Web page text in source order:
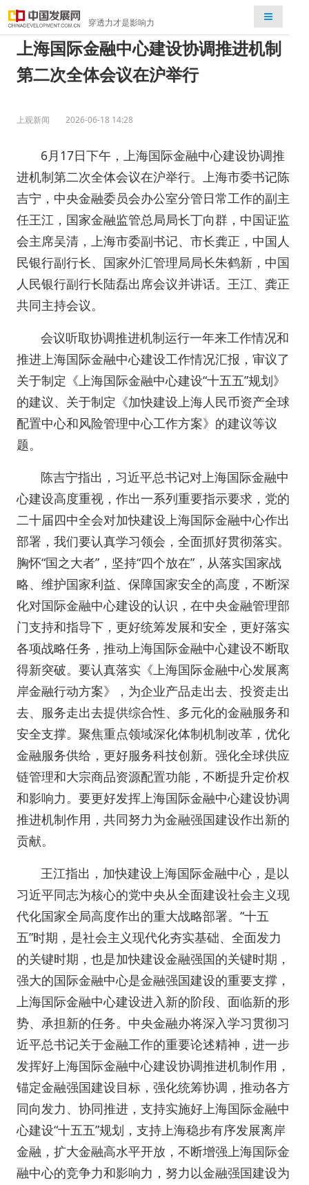
穿透力才是影响力
检索
上海国际金融中心建设协调推进机制
第二次全体会议在沪举行
上观新闻 2026-06-18 14:28
6月17日下午，上海国际金融中心建设协调推
进机制第二次全体会议在沪举行。上海市委书记陈
吉宁，中央金融委员会办公室分管日常工作的副主
任王江，国家金融监管总局局长丁向群，中国证监
会主席吴清，上海市委副书记、市长龚正，中国人
民银行副行长、国家外汇管理局局长朱鹤新，中国
人民银行副行长陆磊出席会议并讲话。王江、龚正
共同主持会议。
会议听取协调推进机制运行一年来工作情况和
推进上海国际金融中心建设工作情况汇报，审议了
关于制定《上海国际金融中心建设“十五五”规划》
的建议、关于制定《加快建设上海人民币资产全球
配置中心和风险管理中心工作方案》的建议等议
题。
陈吉宁指出，习近平总书记对上海国际金融中
心建设高度重视，作出一系列重要指示要求，党的
二十届四中全会对加快建设上海国际金融中心作出
部署，我们要认真学习领会，全面抓好贯彻落实。
胸怀“国之大者”，坚持“四个放在”，从落实国家战
略、维护国家利益、保障国家安全的高度，不断深
化对国际金融中心建设的认识，在中央金融管理部
门支持和指导下，更好统筹发展和安全，更好落实
各项战略任务，推动上海国际金融中心建设不断取
得新突破。要认真落实《上海国际金融中心发展离
岸金融行动方案》，为企业产品走出去、投资走出
去、服务走出去提供综合性、多元化的金融服务和
安全支撑。聚焦重点领域深化体制机制改革，优化
金融服务供给，更好服务科技创新。强化全球供应
链管理和大宗商品资源配置功能，不断提升定价权
和影响力。要更好发挥上海国际金融中心建设协调
推进机制作用，共同努力为金融强国建设作出新的
贡献。
王江指出，加快建设上海国际金融中心，是以
习近平同志为核心的党中央从全面建设社会主义现
代化国家全局高度作出的重大战略部署。“十五
五”时期，是社会主义现代化夯实基础、全面发力
的关键时期，也是加快建设金融强国的关键时期，
强大的国际金融中心是金融强国建设的重要支撑，
上海国际金融中心建设进入新的阶段、面临新的形
势、承担新的任务。中央金融办将深入学习贯彻习
近平总书记关于金融工作的重要论述精神，进一步
发挥好上海国际金融中心建设协调推进机制作用，
锚定金融强国建设目标，强化统筹协调，推动各方
同向发力、协同推进，支持实施好上海国际金融中
心建设“十五五”规划，支持上海稳步有序发展离岸
金融，扩大金融高水平开放，不断增强上海国际金
融中心的竞争力和影响力，努力以金融强国建设为